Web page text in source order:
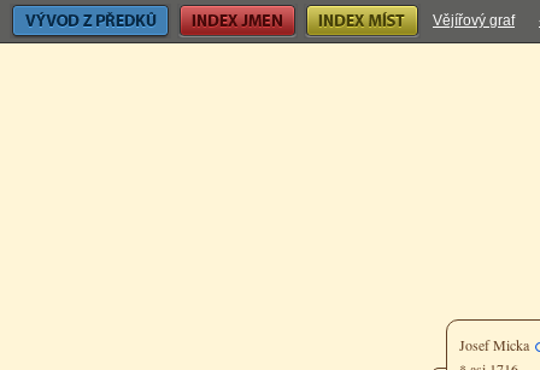
Vývod z předků Index jmen Index míst Vějířový graf
Josef Micka